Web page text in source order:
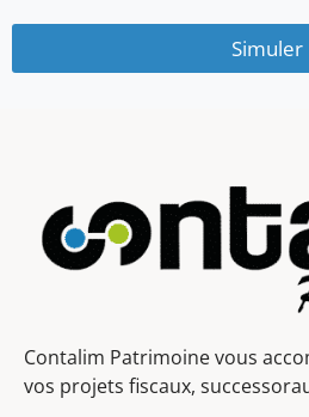
Simuler
Contalim Patrimoine vous
vos projets fiscaux,